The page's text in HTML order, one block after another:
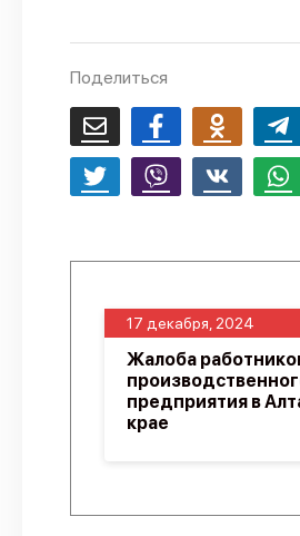
Поделиться
17 декабря, 2024
Жалоба
предприятия в
крае